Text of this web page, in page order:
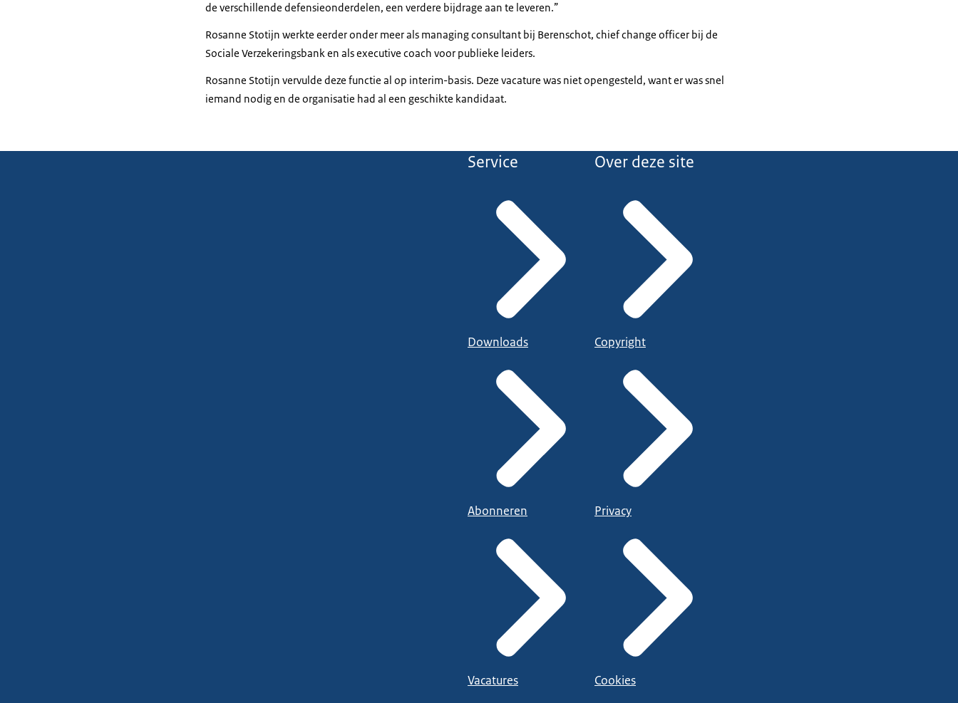
de verschillende defensieonderdelen, een verdere bijdrage aan te leveren.”
Rosanne Stotijn werkte eerder onder meer als managing consultant bij Berenschot, chief change officer bij de
Sociale Verzekeringsbank en als executive coach voor publieke leiders.
Rosanne Stotijn vervulde deze functie al op interim-basis. Deze vacature was niet opengesteld, want er was snel
iemand nodig en de organisatie had al een geschikte kandidaat.
Service
Downloads
Abonneren
Vacatures
Over deze site
Copyright
Privacy
Cookies